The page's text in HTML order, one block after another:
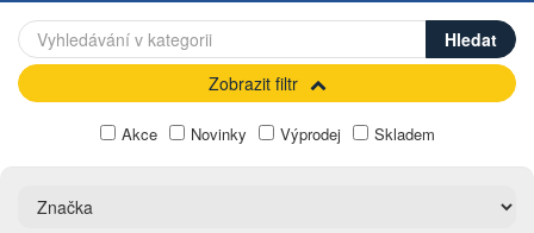
Zobrazit filtr
Akce Novinky Výprodej Skladem